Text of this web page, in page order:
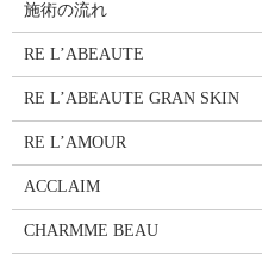
施術の流れ
RE L’ABEAUTE
RE L’ABEAUTE GRAN SKIN
RE L’AMOUR
ACCLAIM
CHARMME BEAU